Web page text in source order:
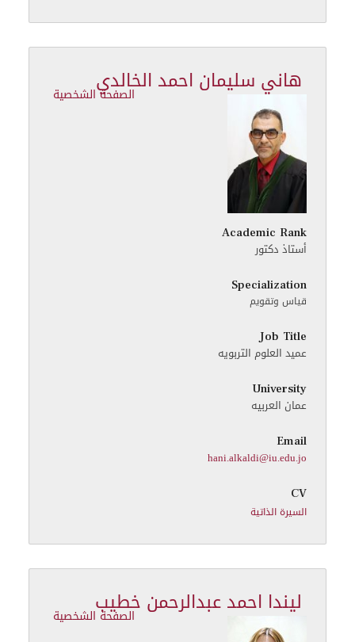
هاني سليمان احمد الخالديالصفحة الشخصية
Academic Rank
أستاذ دكتور
Specialization
قياس وتقويم
Job Title
عميد العلوم التربويه
University
عمان العربيه
Email
hani.alkaldi@iu.edu.jo
CV
السيرة الذاتية
ليندا احمد عبدالرحمن خطيبالصفحة الشخصية